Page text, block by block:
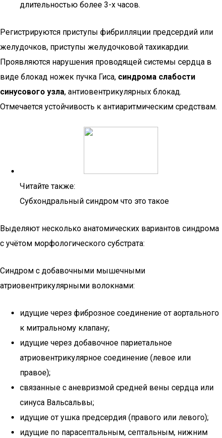
длительностью более 3-х часов.
Регистрируются приступы фибрилляции предсердий или
желудочков, приступы желудочковой тахикардии.
Проявляются нарушения проводящей системы сердца в
виде блокад ножек пучка Гиса, синдрома слабости
синусового узла, антиовентрикулярных блокад.
Отмечается устойчивость к антиаритмическим средствам.
Читайте также:
Субхондральный синдром что это такое
Выделяют несколько анатомических вариантов синдрома
с учётом морфологического субстрата:
Синдром с добавочными мышечными
атриовентрикулярными волокнами:
идущие через фиброзное соединение от аортального
к митральному клапану;
идущие через добавочное париетальное
атриовентрикулярное соединение (левое или
правое);
связанные с аневризмой средней вены сердца или
синуса Вальсальвы;
идущие от ушка предсердия (правого или левого);
идущие по парасептальным, септальным, нижним